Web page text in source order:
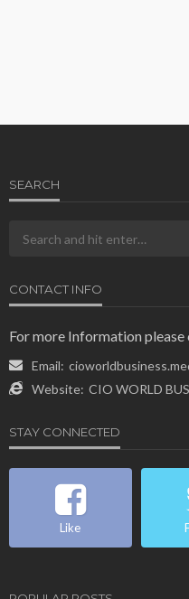
SEARCH
CONTACT INFO
For more Information
Email:
Website: CIO WORLD
STAY CONNECTED
Like